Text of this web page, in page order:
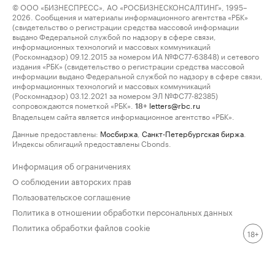
© ООО «БИЗНЕСПРЕСС», АО «РОСБИЗНЕСКОНСАЛТИНГ», 1995–
2026. Сообщения и материалы информационного агентства «РБК»
(свидетельство о регистрации средства массовой информации
выдано Федеральной службой по надзору в сфере связи,
информационных технологий и массовых коммуникаций
(Роскомнадзор) 09.12.2015 за номером ИА №ФС77-63848) и сетевого
издания «РБК» (свидетельство о регистрации средства массовой
информации выдано Федеральной службой по надзору в сфере связи,
информационных технологий и массовых коммуникаций
(Роскомнадзор) 03.12.2021 за номером ЭЛ №ФС77-82385)
сопровождаются пометкой «РБК».
18+ letters@rbc.ru
Владельцем сайта является информационное агентство «РБК».
Данные предоставлены: Мосбиржа Санкт-Петербургская биржа
Индексы облигаций предоставлены Cbonds.
Информация об ограничениях
О соблюдении авторских прав
Пользовательское соглашение
Политика в отношении обработки персональных данных
Политика обработки файлов cookie
18+